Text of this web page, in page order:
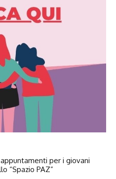
per i giovani
“Spazio PAZ”